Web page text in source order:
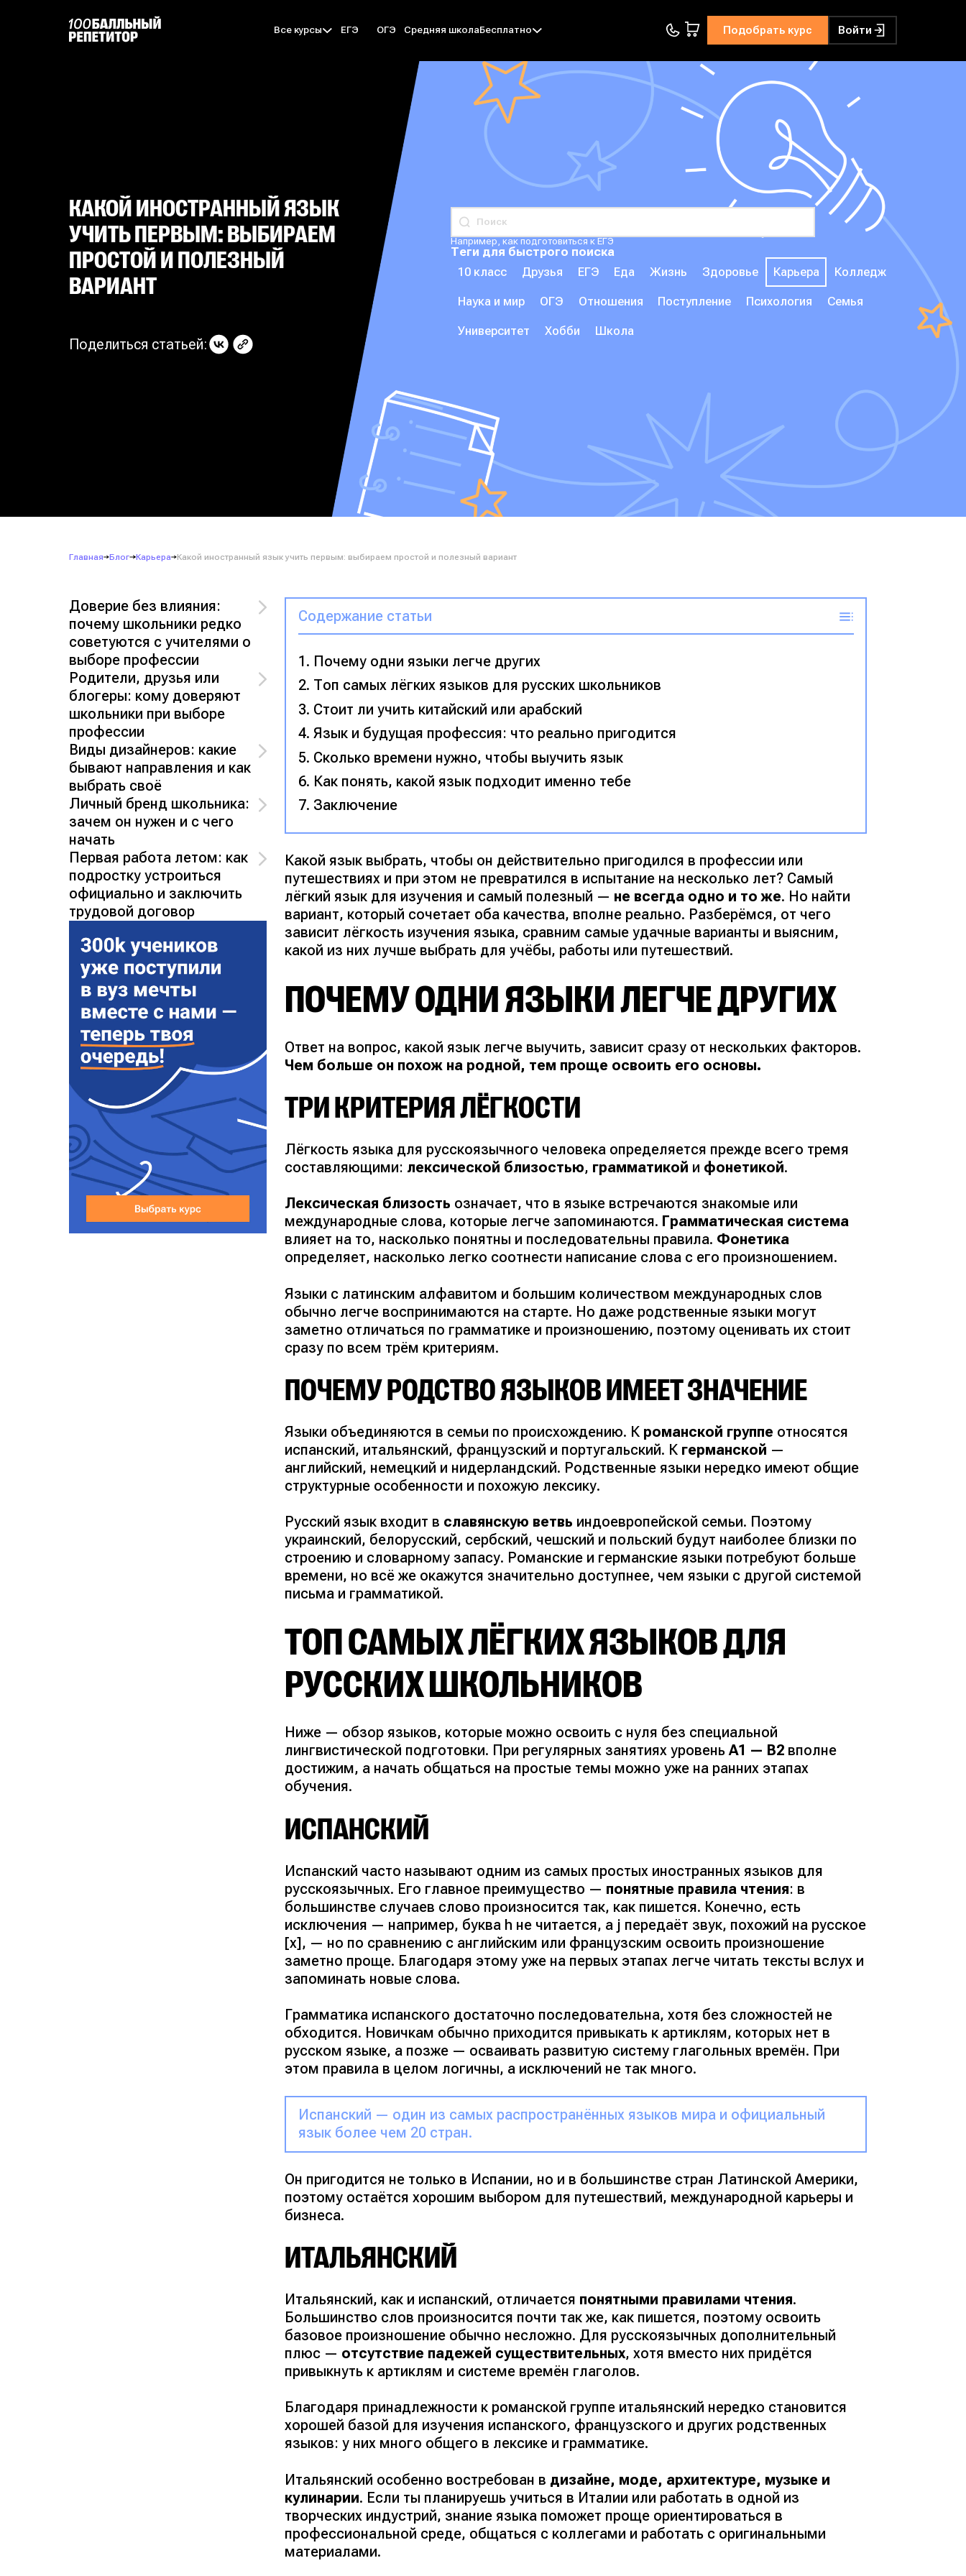
Все курсы ЕГЭ ОГЭ Средняя школаБесплатно Подобрать курс Войти
КАКОЙ ИНОСТРАННЫЙ ЯЗЫК
УЧИТЬ ПЕРВЫМ: ВЫБИРАЕМ
ПРОСТОЙ И ПОЛЕЗНЫЙ
ВАРИАНТ
Поделиться статьей:
Например, как подготовиться к ЕГЭ
Теги для быстрого поиска
10 класс
Друзья ЕГЭ Еда Жизнь Здоровье Карьера Колледж
Наука и мир ОГЭ Отношения Поступление Психология Семья
Университет Хобби Школа
Главная Блог Карьера Какой иностранный язык учить первым: выбираем простой и полезный вариант
Доверие без влияния:
почему школьники редко
советуются с учителями о
выборе профессии
Родители, друзья или
блогеры: кому доверяют
школьники при выборе
профессии
Виды дизайнеров: какие
бывают направления и как
выбрать своё
Личный бренд школьника:
зачем он нужен и с чего
начать
Первая работа летом: как
подростку устроиться
официально и заключить
трудовой договор
Содержание статьи
Почему одни языки легче других
Топ самых лёгких языков для русских школьников
Стоит ли учить китайский или арабский
Язык и будущая профессия: что реально пригодится
Сколько времени нужно, чтобы выучить язык
Как понять, какой язык подходит именно тебе
Заключение
Какой язык выбрать, чтобы он действительно пригодился в профессии или
путешествиях и при этом не превратился в испытание на несколько лет? Самый
лёгкий язык для изучения и самый полезный — не всегда одно и то же. Но найти
вариант, который сочетает оба качества, вполне реально. Разберёмся, от чего
зависит лёгкость изучения языка, сравним самые удачные варианты и выясним,
какой из них лучше выбрать для учёбы, работы или путешествий.
ПОЧЕМУ ОДНИ ЯЗЫКИ ЛЕГЧЕ ДРУГИХ
Ответ на вопрос, какой язык легче выучить, зависит сразу от нескольких факторов.
Чем больше он похож на родной, тем проще освоить его основы.
ТРИ КРИТЕРИЯ ЛЁГКОСТИ
Лёгкость языка для русскоязычного человека определяется прежде всего тремя
составляющими: лексической близостью, грамматикой и фонетикой.
Лексическая близость означает, что в языке встречаются знакомые или
международные слова, которые легче запоминаются. Грамматическая система
влияет на то, насколько понятны и последовательны правила. Фонетика
определяет, насколько легко соотнести написание слова с его произношением.
Языки с латинским алфавитом и большим количеством международных слов
обычно легче воспринимаются на старте. Но даже родственные языки могут
заметно отличаться по грамматике и произношению, поэтому оценивать их стоит
сразу по всем трём критериям.
ПОЧЕМУ РОДСТВО ЯЗЫКОВ ИМЕЕТ ЗНАЧЕНИЕ
Языки объединяются в семьи по происхождению. К романской группе относятся
испанский, итальянский, французский и португальский. К германской —
английский, немецкий и нидерландский. Родственные языки нередко имеют общие
структурные особенности и похожую лексику.
Русский язык входит в славянскую ветвь индоевропейской семьи. Поэтому
украинский, белорусский, сербский, чешский и польский будут наиболее близки по
строению и словарному запасу. Романские и германские языки потребуют больше
времени, но всё же окажутся значительно доступнее, чем языки с другой системой
письма и грамматикой.
ТОП САМЫХ ЛЁГКИХ ЯЗЫКОВ ДЛЯ
РУССКИХ ШКОЛЬНИКОВ
Ниже — обзор языков, которые можно освоить с нуля без специальной
лингвистической подготовки. При регулярных занятиях уровеньA1 — B2 вполне
достижим, а начать общаться на простые темы можно уже на ранних этапах
обучения.
ИСПАНСКИЙ
Испанский часто называют одним из самых простых иностранных языков для
русскоязычных. Его главное преимущество — понятные правила чтения: в
большинстве случаев слово произносится так, как пишется. Конечно, есть
исключения — например, буква h не читается, а j передаёт звук, похожий на русское
[х], — но по сравнению с английским или французским освоить произношение
заметно проще. Благодаря этому уже на первых этапах легче читать тексты вслух и
запоминать новые слова.
Грамматика испанского достаточно последовательна, хотя без сложностей не
обходится. Новичкам обычно приходится привыкать к артиклям, которых нет в
русском языке, а позже — осваивать развитую систему глагольных времён. При
этом правила в целом логичны, а исключений не так много.
Испанский — один из самых распространённых языков мира и официальный
язык более чем 20 стран.
Он пригодится не только в Испании, но и в большинстве стран Латинской Америки,
поэтому остаётся хорошим выбором для путешествий, международной карьеры и
бизнеса.
ИТАЛЬЯНСКИЙ
Итальянский, как и испанский, отличается понятными правилами чтения.
Большинство слов произносится почти так же, как пишется, поэтому освоить
базовое произношение обычно несложно. Для русскоязычных дополнительный
плюс — отсутствие падежей существительных, хотя вместо них придётся
привыкнуть к артиклям и системе времён глаголов.
Благодаря принадлежности к романской группе итальянский нередко становится
хорошей базой для изучения испанского, французского и других родственных
языков: у них много общего в лексике и грамматике.
Итальянский особенно востребован в дизайне, моде, архитектуре, музыке и
кулинарии. Если ты планируешь учиться в Италии или работать в одной из
творческих индустрий, знание языка поможет проще ориентироваться в
профессиональной среде, общаться с коллегами и работать с оригинальными
материалами.